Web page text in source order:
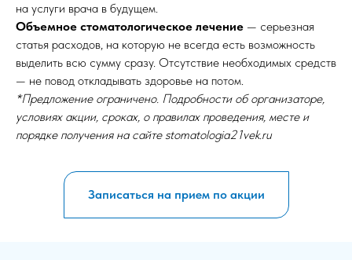
на услуги врача в будущем.
Объемное стоматологическое лечение — серьезная
статья расходов, на которую не всегда есть возможность
выделить всю сумму сразу. Отсутствие необходимых средств
— не повод откладывать здоровье на потом.
*Предложение ограничено. Подробности об организаторе,
условиях акции, сроках, о правилах проведения, месте и
порядке получения на сайте stomatologia21vek.ru
Записаться на прием по акции